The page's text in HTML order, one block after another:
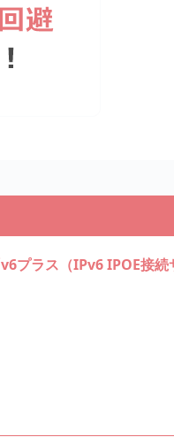
プラス（IPv6 IPOE接続